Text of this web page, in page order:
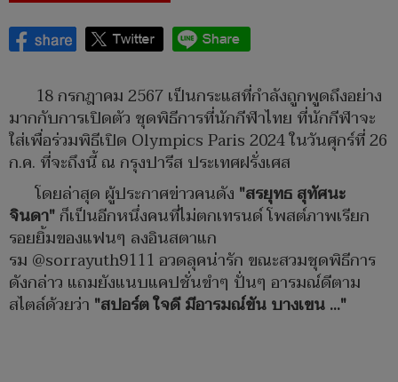
18 กรกฎาคม 2567 เป็นกระแสที่กำลังถูกพูดถึงอย่าง
มากกับการเปิดตัว ชุดพิธีการที่นักกีฬาไทย ที่นักกีฬาจะ
ใส่เพื่อร่วมพิธีเปิด Olympics Paris 2024 ในวันศุกร์ที่ 26
ก.ค. ที่จะถึงนี้ ณ กรุงปารีส ประเทศฝรั่งเศส
โดยล่าสุด ผู้ประกาศข่าวคนดัง "สรยุทธ สุทัศนะ
จินดา"ก็เป็นอีกหนึ่งคนที่ไม่ตกเทรนด์ โพสต์ภาพเรียก
รอยยิ้มของแฟนๆ ลงอินสตาแก
รม @sorrayuth9111 อวดลุคน่ารัก ขณะสวมชุดพิธีการ
ดังกล่าว แถมยังแนบแคปชั่นขำๆ ปั่นๆ อารมณ์ดีตาม
สไตล์ด้วยว่า "สปอร์ต ใจดี มีอารมณ์ขัน บางเขน …"